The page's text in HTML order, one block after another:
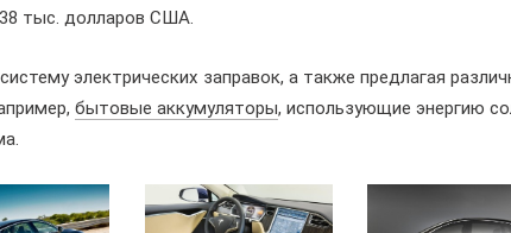
тыс. долларов США.
электрических заправок, а также предлагая
бытовые аккумуляторы, использующие энергию